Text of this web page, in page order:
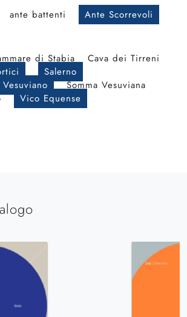
ante battenti Ante Scorrevoli
di Stabia
Cava dei Tirreni
Salerno
Somma Vesuviana
Vico Equense